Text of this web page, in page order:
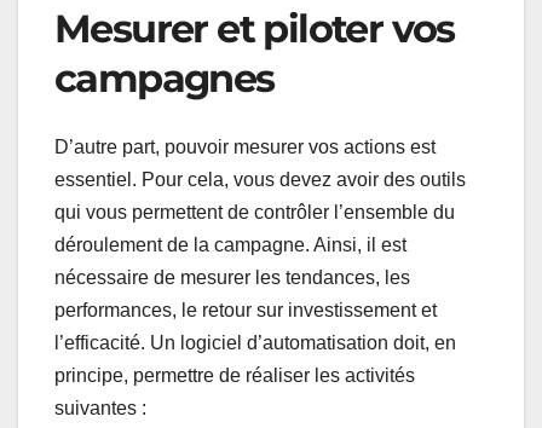
Mesurer et piloter vos
campagnes
D’autre part, pouvoir mesurer vos actions est
essentiel. Pour cela, vous devez avoir des outils
qui vous permettent de contrôler l’ensemble du
déroulement de la campagne. Ainsi, il est
nécessaire de mesurer les tendances, les
performances, le retour sur investissement et
l’efficacité. Un logiciel d’automatisation doit, en
principe, permettre de réaliser les activités
suivantes :